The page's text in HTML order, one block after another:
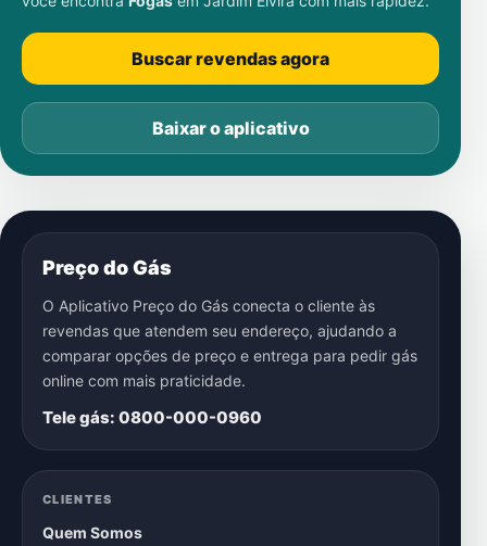
Buscar revendas agora
Baixar o aplicativo
Preço do Gás
O Aplicativo Preço do Gás conecta o cliente às
revendas que atendem seu endereço, ajudando a
comparar opções de preço e entrega para pedir gás
online com mais praticidade.
Tele gás: 0800-000-0960
CLIENTES
Quem Somos